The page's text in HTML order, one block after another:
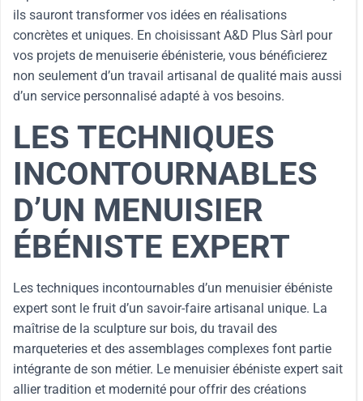
ils sauront transformer vos idées en réalisations
concrètes et uniques. En choisissant A&D Plus Sàrl pour
vos projets de menuiserie ébénisterie, vous bénéficierez
non seulement d’un travail artisanal de qualité mais aussi
d’un service personnalisé adapté à vos besoins.
LES TECHNIQUES
INCONTOURNABLES
D’UN MENUISIER
ÉBÉNISTE EXPERT
Les techniques incontournables d’un menuisier ébéniste
expert sont le fruit d’un savoir-faire artisanal unique. La
maîtrise de la sculpture sur bois, du travail des
marqueteries et des assemblages complexes font partie
intégrante de son métier. Le menuisier ébéniste expert sait
allier tradition et modernité pour offrir des créations